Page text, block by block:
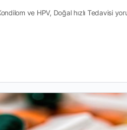
ve HPV, Doğal hızlı Tedavisi